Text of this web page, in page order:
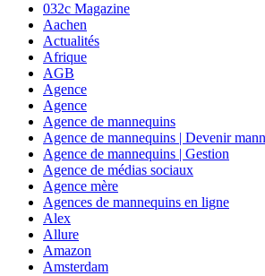
032c Magazine
Aachen
Actualités
Afrique
AGB
Agence
Agence
Agence de mannequins
Agence de mannequins | Devenir
Agence de mannequins | Gestion
Agence de médias sociaux
Agence mère
Agences de mannequins en ligne
Alex
Allure
Amazon
Amsterdam